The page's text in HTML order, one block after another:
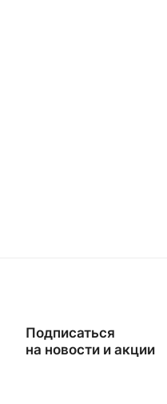
Подписаться
на новости и акции